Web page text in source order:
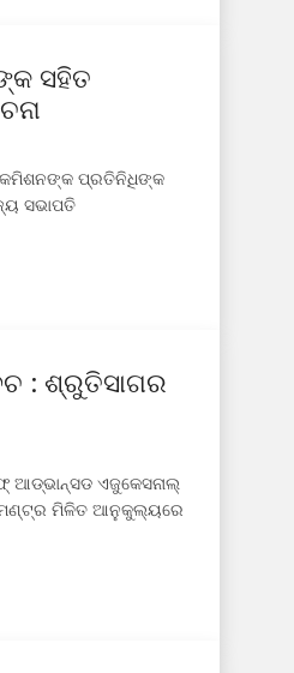
ସହିତ
କମିଶନଙ୍କ ପ୍ରତିନିଧିଙ୍କ
ସଭାପତି
: ଶ୍ରୁତିସାଗର
ଆଡ୍ଭାନ୍ସଡ ଏଜୁକେସନାଲ୍
ମିଳିତ ଆନୁକୁଲ୍ୟରେ